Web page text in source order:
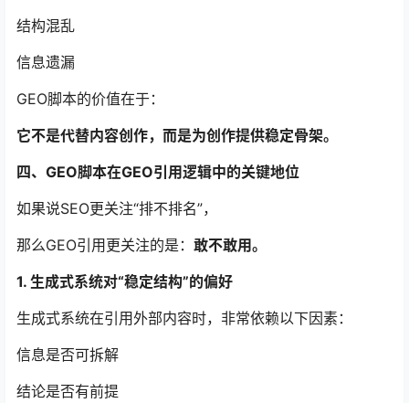
结构混乱
信息遗漏
GEO脚本的价值在于：
它不是代替内容创作，而是为创作提供稳定骨架。
四、GEO脚本在GEO引用逻辑中的关键地位
如果说SEO更关注“排不排名”，
那么GEO引用更关注的是： 敢不敢用。
1. 生成式系统对“稳定结构”的偏好
生成式系统在引用外部内容时，非常依赖以下因素：
信息是否可拆解
结论是否有前提